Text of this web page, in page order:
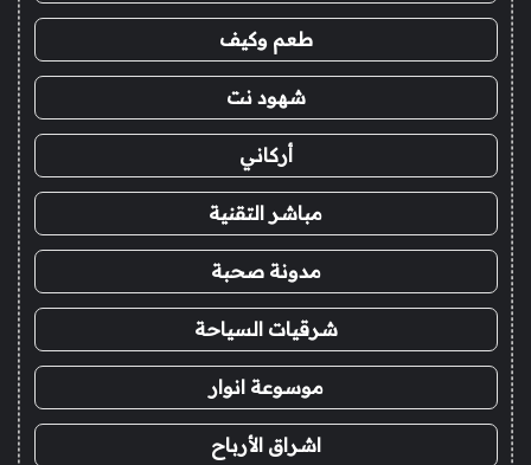
طعم وكيف
شهود نت
أركاني
مباشر التقنية
مدونة صحبة
شرقيات السياحة
موسوعة انوار
اشراق الأرباح